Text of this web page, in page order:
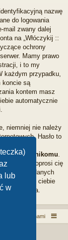
lub
w
nazwę
do logowania
mail zwany dalej
na „Włóczykij ::
ochrony
Mamy prawo
i to my
każdym przypadku,
koncie są
kontem masz
automatycznie
niemniej nie należy
Hasło to
podawaj
nikomu
Witryna poprosi cię
tych danych
przez ciebie
konta.
Kontakt z nami
Limited